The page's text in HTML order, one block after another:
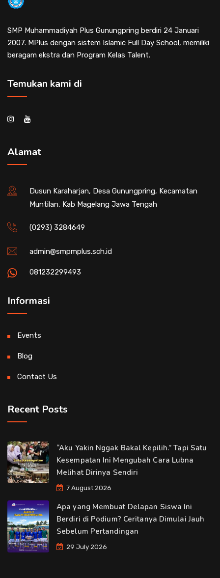
SMP Muhammadiyah Plus Gunungpring berdiri 24 Januari
2007. MPlus dengan sistem Islamic Full Day School, memiliki
beragam ekstra dan Program Kelas Talent.
Temukan kami di
Alamat
Dusun Karaharjan, Desa Gunungpring, Kecamatan
Muntilan, Kab Magelang Jawa Tengah
(0293) 3284649
admin@smpmplus.sch.id
081232299493
Informasi
Events
Blog
Contact Us
Recent Posts
“Aku Yakin Nggak Bakal Kepilih.” Tapi Satu
Kesempatan Ini Mengubah Cara Lubna
Melihat Dirinya Sendiri
7 August 2026
Apa yang Membuat Delapan Siswa Ini
Berdiri di Podium? Ceritanya Dimulai Jauh
Sebelum Pertandingan
29 July 2026